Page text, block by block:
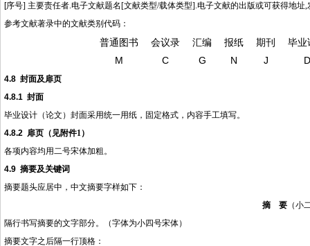
[序号] 主要责任者.电子文献题名 [文献类型/载体类型].电子文献的出版或可获得地址,
参考文献著录中的文献类别代码：
普通图书 会议录 汇编 报纸 期刊
毕业
M
C G N J D
4.8 封面及扉页
4.8.1 封面
毕业设计（论文）封面采用统一用纸，固定格式，内容手工填写。
4.8.2 扉页（见附件1）
各项内容均用二号宋体加粗。
4.9 摘要及关键词
摘要题头应居中，中文摘要字样如下：
摘
要 （小
隔行书写摘要的文字部分。（字体为小四号宋体）
摘要文字之后隔一行顶格：